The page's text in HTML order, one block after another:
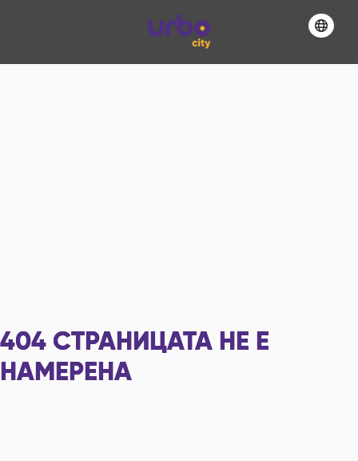
404 СТРАНИЦАТА НЕ Е
НАМЕРЕНА